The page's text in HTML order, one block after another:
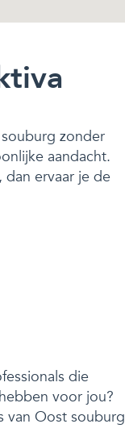
zonder
aandacht.
ervaar je de
die
voor jou?
van Oost souburg